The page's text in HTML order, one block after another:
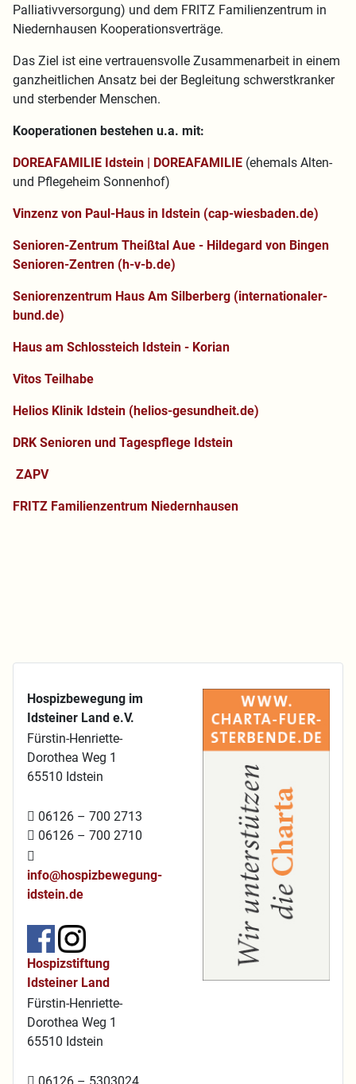
Palliativversorgung) und dem FRITZ Familienzentrum in
Niedernhausen Kooperationsverträge.
Das Ziel ist eine vertrauensvolle Zusammenarbeit in einem
ganzheitlichen Ansatz bei der Begleitung schwerstkranker
und sterbender Menschen.
Kooperationen bestehen u.a. mit:
DOREAFAMILIE Idstein | DOREAFAMILIE (ehemals Alten-
und Pflegeheim Sonnenhof)
Vinzenz von Paul-Haus in Idstein (cap-wiesbaden.de)
Senioren-Zentrum Theißtal Aue - Hildegard von Bingen
Senioren-Zentren (h-v-b.de)
Seniorenzentrum Haus Am Silberberg (internationaler-
bund.de)
Haus am Schlossteich Idstein - Korian
Vitos Teilhabe
Helios Klinik Idstein (helios-gesundheit.de)
DRK Senioren und Tagespflege Idstein
ZAPV
FRITZ Familienzentrum Niedernhausen
Hospizbewegung im
Idsteiner Land e.V.
Fürstin-Henriette-
Dorothea Weg 1
65510 Idstein
06126 – 700 2713
06126 – 700 2710
info@hospizbewegung-
idstein.de
Hospizstiftung
Idsteiner Land
Fürstin-Henriette-
Dorothea Weg 1
65510 Idstein